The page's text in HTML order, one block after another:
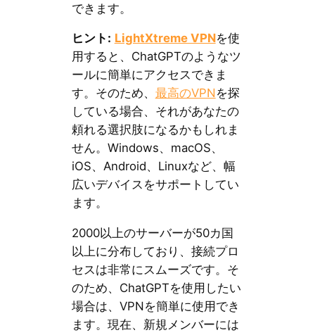
できます。
ヒント: LightXtreme VPNを使
用すると、ChatGPTのようなツ
ールに簡単にアクセスできま
す。そのため、 最高のVPNを探
している場合、それがあなたの
頼れる選択肢になるかもしれま
せん。Windows、macOS、
iOS、Android、Linuxなど、幅
広いデバイスをサポートしてい
ます。
2000以上のサーバーが50カ国
以上に分布しており、接続プロ
セスは非常にスムーズです。そ
のため、ChatGPTを使用したい
場合は、VPNを簡単に使用でき
ます。現在、新規メンバーには